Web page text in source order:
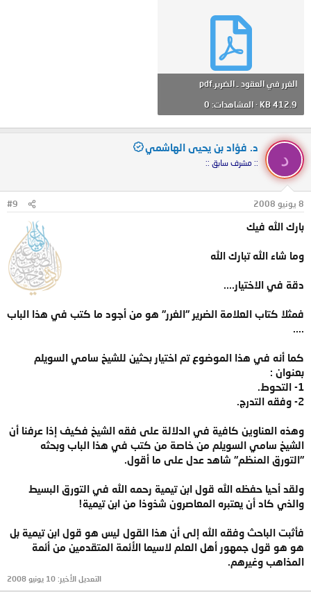
الغرر في العقود ـ الضرير.pdf
412.9 KB · المشاهدات: 0
د
د. فؤاد بن يحيى الهاشمي
:: مشرف سابق ::
8 يونيو 2008 #9
بارك الله فيك
وما شاء الله تبارك الله
دقة في الاختيار....
فمثلا كتاب العلامة الضرير "الغرر" هو من أجود ما كتب في هذا الباب
....
كما أنه في هذا الموضوع تم اختيار بحثين للشيخ سامي السويلم
بعنوان :
1- التحوط.
2- وفقه التدرج.
وهذه العناوين كافية في الدلالة على فقه الشيخ فكيف إذا عرفنا أن
الشيخ سامي السويلم من خاصة من كتب في هذا الباب وبحثه
"التورق المنظم" شاهد عدل على ما أقول.
ولقد أحيا حفظه الله قول ابن تيمية رحمه الله في التورق البسيط
والذي كاد أن يعتبره المعاصرون شذوذا من ابن تيمية!
فأثبت الباحث وفقه الله إلى أن هذا القول ليس هو قول ابن تيمية بل
هو هو قول جمهور أهل العلم لاسيما الأئمة المتقدمين من أئمة
المذاهب وغيرهم.
التعديل الأخير: 10 يونيو 2008